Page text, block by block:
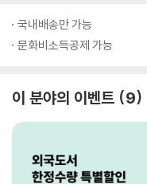
국내배송만 가능
문화비소득공제 가능
이 분야의 이벤트 9